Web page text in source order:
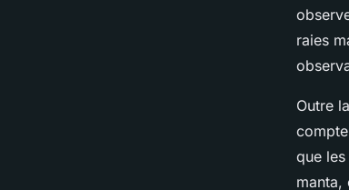
raies
Outre
que
manta,